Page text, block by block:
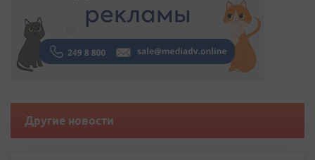
Другие новости